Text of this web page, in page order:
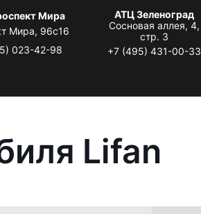
Мира
Мира, 96с16
023-42-98
АТЦ Зеленоград
Сосновая аллея, 4,
стр. 3
+7 (495) 431-00-33
Lifan